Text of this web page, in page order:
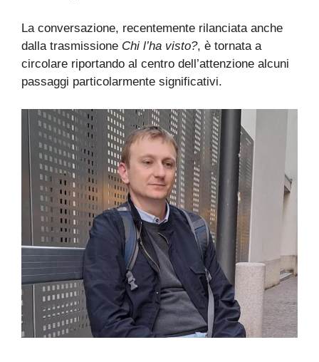
La conversazione, recentemente rilanciata anche
dalla trasmissione Chi l’ha visto?, è tornata a
circolare riportando al centro dell’attenzione alcuni
passaggi particolarmente significativi.